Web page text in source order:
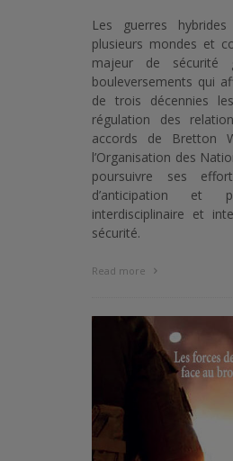
Les guerres
plusieurs mondes et
majeur de sécurité
bouleversements qui
de trois décennies
régulation des
accords de Bretton
l’Organisation des
poursuivre ses
d’anticipation et
interdisciplinaire et
sécurité.
Read more